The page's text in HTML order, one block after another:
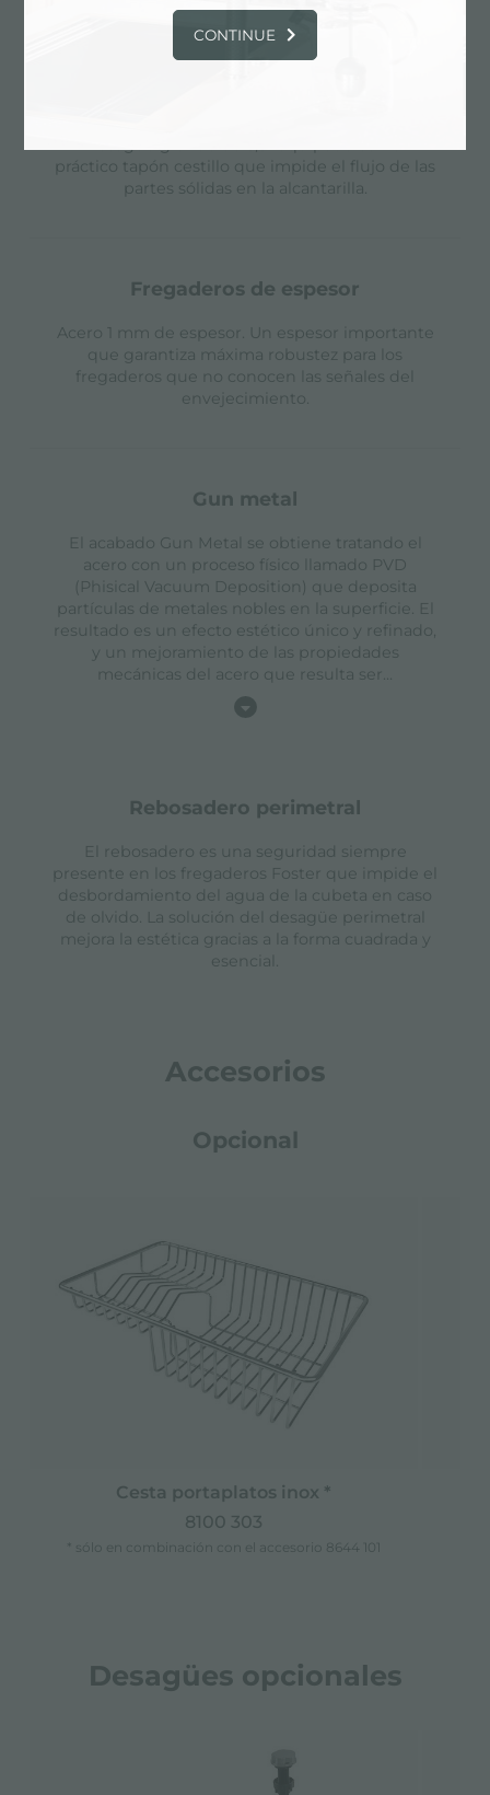
práctico tapón cestillo que impide el flujo de las
partes sólidas en la alcantarilla.
fregaderos de espesor
Acero 1 mm de espesor. Un espesor importante
que garantiza máxima robustez para los
fregaderos que no conocen las señales del
envejecimiento.
gun metal
El acabado Gun Metal se obtiene tratando el
acero con un proceso físico llamado PVD
(Phisical Vacuum Deposition) que deposita
partículas de metales nobles en la superficie. El
resultado es un efecto estético único y refinado,
y un mejoramiento de las propiedades
mecánicas del acero que resulta ser ...
rebosadero perimetral
El rebosadero es una seguridad siempre
presente en los fregaderos Foster que impide el
desbordamiento del agua de la cubeta en caso
de olvido. La solución del desagüe perimetral
mejora la estética gracias a la forma cuadrada y
esencial.
Accesorios
Opcional
Cesta portaplatos inox *
8100 303
* sólo en combinación con el accesorio 8644 101
Desagües opcionales
CONTINUE